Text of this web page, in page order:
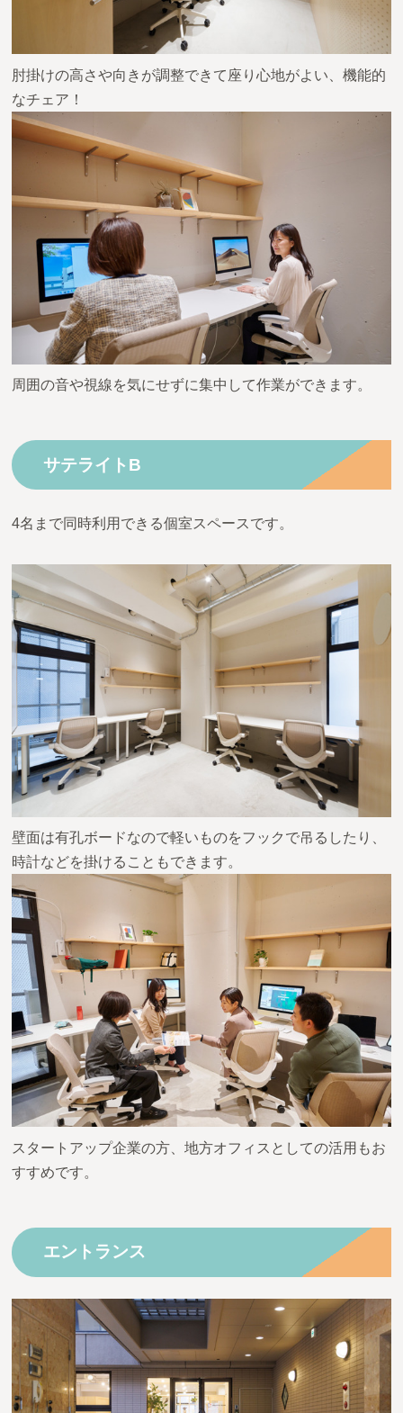
肘掛けの高さや向きが調整できて座り心地がよい、機能的
なチェア！
周囲の音や視線を気にせずに集中して作業ができます。
サテライトB
4名まで同時利用できる個室スペースです。
壁面は有孔ボードなので軽いものをフックで吊るしたり、
時計などを掛けることもできます。
スタートアップ企業の方、地方オフィスとしての活用もお
すすめです。
エントランス